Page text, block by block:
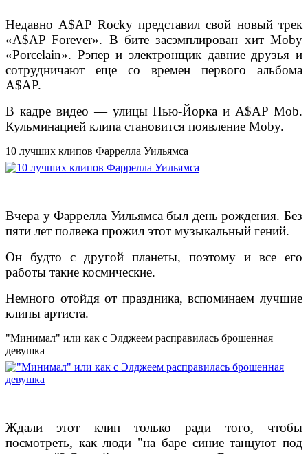
Недавно A$AP Rocky представил свой новый трек
«A$AP Forever». В бите засэмплирован хит Moby
«Porcelain». Рэпер и электронщик давние друзья и
сотрудничают еще со времен первого альбома
A$AP.
В кадре видео — улицы Нью-Йорка и A$AP Mob.
Кульминацией клипа становится появление Moby.
10 лучших клипов Фаррелла Уильямса
Вчера у Фаррелла Уильямса был день рождения. Без
пяти лет полвека прожил этот музыкальный гений.
Он будто с другой планеты, поэтому и все его
работы такие космические.
Немного отойдя от праздника, вспоминаем лучшие
клипы артиста.
"Минимал" или как с Элджеем расправилась брошенная
девушка
Ждали этот клип только ради того, чтобы
посмотреть, как люди "на баре синие танцуют под